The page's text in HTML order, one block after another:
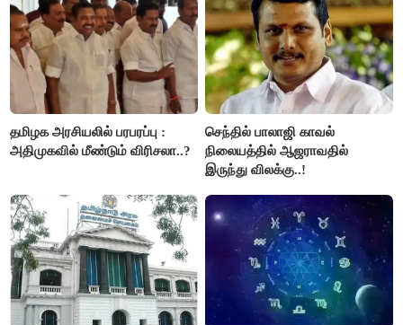
தமிழக அரசியலில் பரபரப்பு :
அதிமுகவில் மீண்டும் விரிசலா..?
செந்தில் பாலாஜி காவல்
நிலையத்தில் ஆஜராவதில்
இருந்து விலக்கு..!